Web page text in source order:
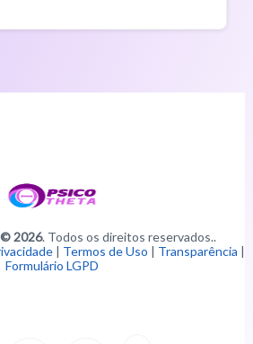
2026. Todos os direitos reservados..
| Termos de Uso | Transparência |
Formulário LGPD